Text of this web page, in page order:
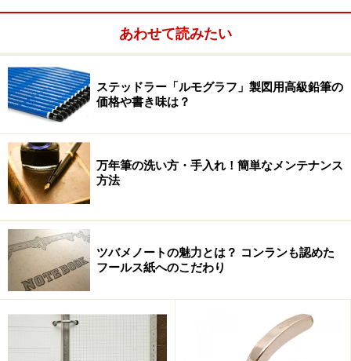
地下1階の文具売場には万年筆をはじめ、
こだわりステーショナリーが並ぶ
今回の日本橋店の文具売場を一言で表わすなら、これま
あわせて読みたい
ステッドラー「ルモグラフ」製図用高級鉛筆の
価格や書き味は？
万年筆の洗い方・手入れ！簡単なメンテナンス
方法
ツバメノートの魅力とは？ コンランも認めた
フールス紙へのこだわり